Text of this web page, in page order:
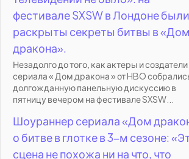
фестивале SXSW в Лондоне были
раскрыты секреты битвы в
дракона».
Незадолго до того, как актеры и создатели
сериала « Дом дракона » от HBO
долгожданную панельную дискуссию в
пятницу вечером на фестивале SXSW...
Шоураннер сериала «Дом
о битве в глотке в 3-м сезоне:
сцена не похожа ни на что, что